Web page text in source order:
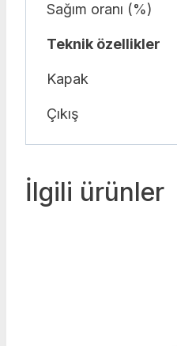
Sağım oranı (%)
Teknik özellikler
Kapak
Çıkış
İlgili ürünler